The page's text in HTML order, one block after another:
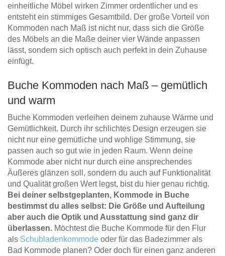
einheitliche Möbel wirken Zimmer ordentlicher und es
entsteht ein stimmiges Gesamtbild. Der große Vorteil von
Kommoden nach Maß ist nicht nur, dass sich die Größe
des Möbels an die Maße deiner vier Wände anpassen
lässt, sondern sich optisch auch perfekt in dein Zuhause
einfügt.
Buche Kommoden nach Maß – gemütlich
und warm
Buche Kommoden verleihen deinem zuhause Wärme und
Gemütlichkeit. Durch ihr schlichtes Design erzeugen sie
nicht nur eine gemütliche und wohlige Stimmung, sie
passen auch so gut wie in jeden Raum. Wenn deine
Kommode aber nicht nur durch eine ansprechendes
Äußeres glänzen soll, sondern du auch auf Funktionalität
und Qualität großen Wert legst, bist du hier genau richtig.
Bei deiner selbstgeplanten, Kommode in Buche
bestimmst du alles selbst: Die Größe und Aufteilung
aber auch die Optik und Ausstattung sind ganz dir
überlassen. Möchtest die Buche Kommode für den Flur
als Schubladenkommode oder für das Badezimmer als
Bad Kommode planen? Oder doch für einen ganz anderen